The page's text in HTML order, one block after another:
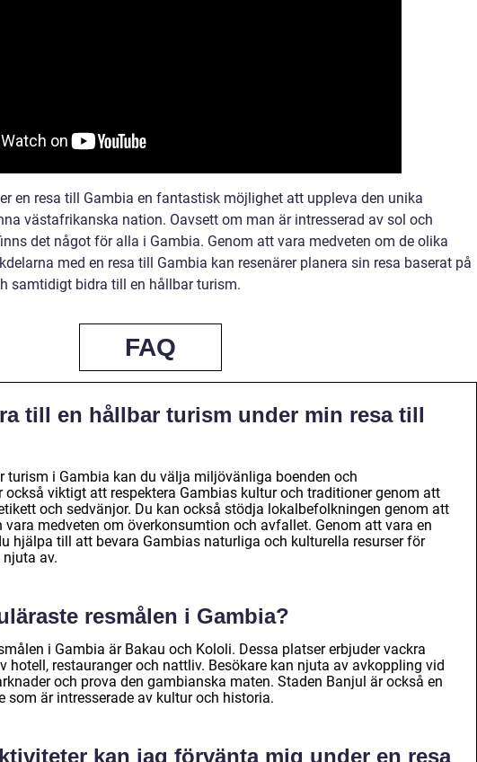
en resa till Gambia en fantastisk möjlighet att uppleva den unika
västafrikanska nation. Oavsett om man är intresserad av sol och
det något för alla i Gambia. Genom att vara medveten om de olika
med en resa till Gambia kan resenärer planera sin resa baserat på
samtidigt bidra till en hållbar turism.
FAQ
till en hållbar turism under min resa till
turism i Gambia kan du välja miljövänliga boenden och
också viktigt att respektera Gambias kultur och traditioner genom att
och sedvänjor. Du kan också stödja lokalbefolkningen genom att
vara medveten om överkonsumtion och avfallet. Genom att vara en
hjälpa till att bevara Gambias naturliga och kulturella resurser för
av.
resmålen i Gambia?
i Gambia är Bakau och Kololi. Dessa platser erbjuder vackra
hotell, restauranger och nattliv. Besökare kan njuta av avkoppling vid
och prova den gambianska maten. Staden Banjul är också en
som är intresserade av kultur och historia.
kan jag förvänta mig under en resa